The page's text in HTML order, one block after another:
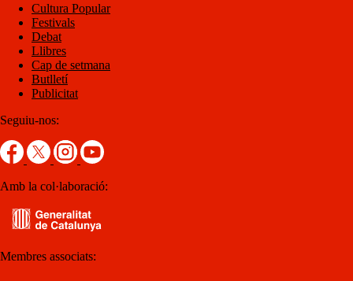
Cultura Popular
Festivals
Debat
Llibres
Cap de setmana
Butlletí
Publicitat
Seguiu-nos:
Amb la col·laboració:
Membres associats: